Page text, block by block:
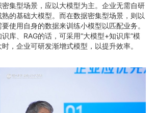
集型场景，应以大模型为主。企业无需自研
的基础大模型。而在数据密集型场景，则以
使用自身的数据来训练小模型以匹配业务。
库、RAG的话，可采用“大模型+知识库”模
，企业可研发渐增式模型，以提升效率。